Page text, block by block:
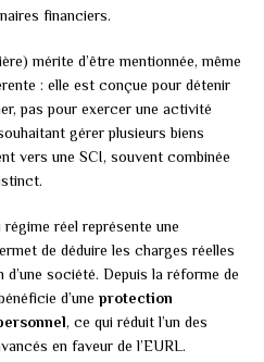
financiers.
mérite d’être mentionnée, même
: elle est conçue pour détenir
pas pour exercer une activité
gérer plusieurs biens
vers une SCI, souvent combinée
réel représente une
de déduire les charges réelles
société. Depuis la réforme de
d’une protection
, ce qui réduit l’un des
en faveur de l’EURL.